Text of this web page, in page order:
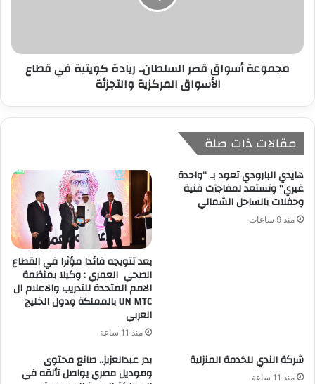
مجموعة أسواق قصر السلطان.. ريادة كويتية في قطاع
الأسواق المركزية والتجزئة
مقالات ذات صلة
هايدي البارودي تعود بـ “واحدة
غيري” وتستعد لمفاجآت فنية
وحفلات بالساحل الشمالي
منذ 9 ساعات
بعد تتويجه قائدا مؤثرا في القطاع
الصحي العمري : وكيلا بمنظمة
الامم المتحدة للتدريب والاعلام ال
UN MTC بالمملكة ودول الخليج
العربي
منذ 11 ساعة
شركة الندي للخدمة المنزلية
منذ 11 ساعة
بدر عبدالعزيز.. صانع محتوى
وموديل مصري يواصل تألقه في